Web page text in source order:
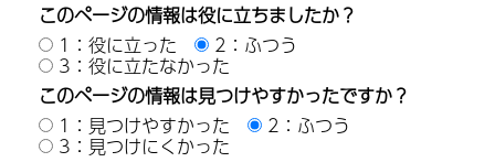
このページの情報は役に立ちましたか？
1：役に立った
2：ふつう
3：役に立たなかった
このページの情報は見つけやすかったですか？
1：見つけやすかった
2：ふつう
3：見つけにくかった